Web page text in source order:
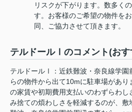
リスクが下がります。数多く
す。お客様のご希望の物件を
同、ご協力させて頂きます。
テルドールⅠのコメント(おす
テルドールⅠ：近鉄難波・奈良線学園
らの物件から出て10mに駐車場があり
の家賃や初期費用支払いのわずらわ
み捨ての煩わしさを軽減するのが、敷